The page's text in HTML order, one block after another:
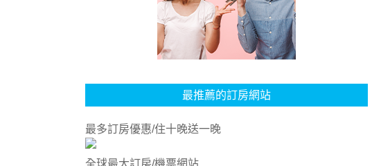
最推薦的訂房網站
最多訂房優惠/住十晚送一晚
全球最大訂房/機票網站